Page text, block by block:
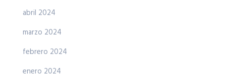
abril 2024
marzo 2024
febrero 2024
enero 2024